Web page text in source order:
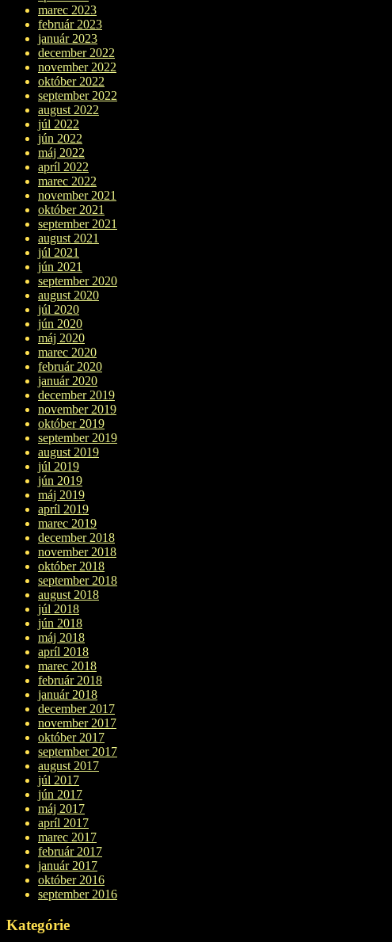
marec 2023
február 2023
január 2023
december 2022
november 2022
október 2022
september 2022
august 2022
júl 2022
jún 2022
máj 2022
apríl 2022
marec 2022
november 2021
október 2021
september 2021
august 2021
júl 2021
jún 2021
september 2020
august 2020
júl 2020
jún 2020
máj 2020
marec 2020
február 2020
január 2020
december 2019
november 2019
október 2019
september 2019
august 2019
júl 2019
jún 2019
máj 2019
apríl 2019
marec 2019
december 2018
november 2018
október 2018
september 2018
august 2018
júl 2018
jún 2018
máj 2018
apríl 2018
marec 2018
február 2018
január 2018
december 2017
november 2017
október 2017
september 2017
august 2017
júl 2017
jún 2017
máj 2017
apríl 2017
marec 2017
február 2017
január 2017
október 2016
september 2016
Kategórie